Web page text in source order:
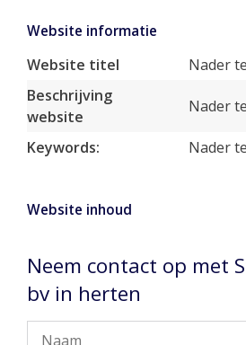
Website informatie
Website titel
Nader
Beschrijving
website
Nader
Keywords: Nader
Website inhoud
Neem contact op met
bv in herten